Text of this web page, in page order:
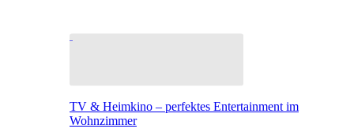
TV & Heimkino – perfektes Entertainment im
Wohnzimmer